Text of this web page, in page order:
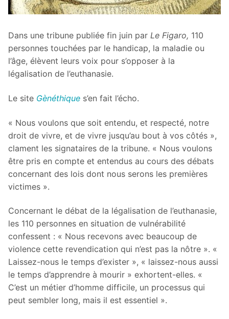
Dans une tribune publiée fin juin par Le Figaro, 110
personnes touchées par le handicap, la maladie ou
l’âge, élèvent leurs voix pour s’opposer à la
légalisation de l’euthanasie.
Le site Gènéthique s’en fait l’écho.
« Nous voulons que soit entendu, et respecté, notre
droit de vivre, et de vivre jusqu’au bout à vos côtés »,
clament les signataires de la tribune. « Nous voulons
être pris en compte et entendus au cours des débats
concernant des lois dont nous serons les premières
victimes ».
Concernant le débat de la légalisation de l’euthanasie,
les 110 personnes en situation de vulnérabilité
confessent : « Nous recevons avec beaucoup de
violence cette revendication qui n’est pas la nôtre ». «
Laissez-nous le temps d’exister », « laissez-nous aussi
le temps d’apprendre à mourir » exhortent-elles. «
C’est un métier d’homme difficile, un processus qui
peut sembler long, mais il est essentiel ».